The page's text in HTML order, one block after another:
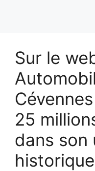
Sur le
25
dans son